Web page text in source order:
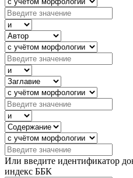
Или введите идентификатор
индекс ББК